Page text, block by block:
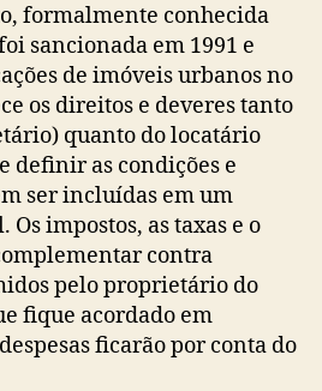
formalmente conhecida
sancionada em 1991 e
de imóveis urbanos no
os direitos e deveres tanto
quanto do locatário
definir as condições e
ser incluídas em um
impostos, as taxas e o
contra
pelo proprietário do
fique acordado em
ficarão por conta do